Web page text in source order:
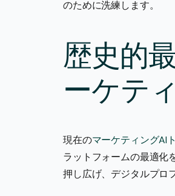
のために洗練します。
歴史的
ーケテ
現在のマーケティングAI
ラットフォームの最適化
押し広げ、デジタルプロ